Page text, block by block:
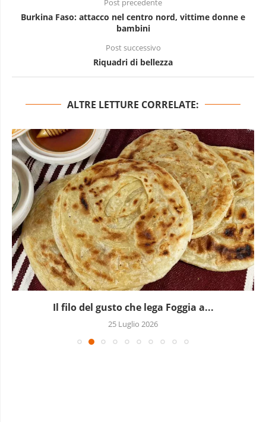
Post precedente
Burkina Faso: attacco nel centro nord, vittime donne e
bambini
Post successivo
Riquadri di bellezza
ALTRE LETTURE CORRELATE:
Il filo del gusto che lega Foggia a...
25 Luglio 2026